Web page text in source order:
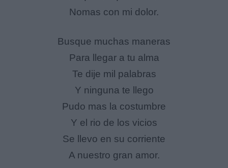
Nomas con mi dolor.
Busque muchas maneras
Para llegar a tu alma
Te dije mil palabras
Y ninguna te llego
Pudo mas la costumbre
Y el rio de los vicios
Se llevo en su corriente
A nuestro gran amor.